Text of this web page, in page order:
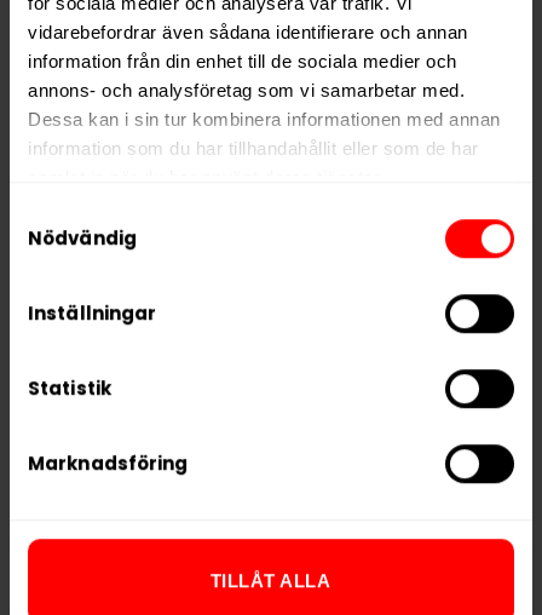
vidarebefordrar även sådana identifierare och annan
information från din enhet till de sociala medier och
annons- och analysföretag som vi samarbetar med.
Dessa kan i sin tur kombinera informationen med annan
information som du har tillhandahållit eller som de har
We work with
who may receive and
Nödvändig
Inställningar
Statistik
Marknadsföring
TILLÅT ALLA